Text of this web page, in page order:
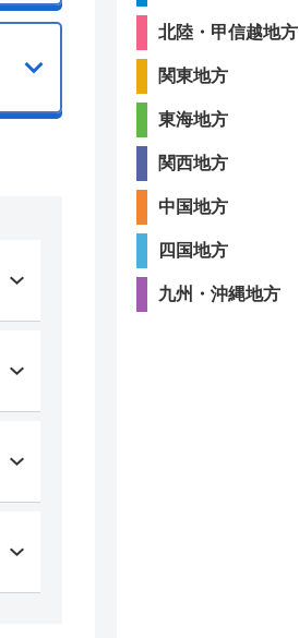
北陸・甲信越地方
関東地方
東海地方
関西地方
中国地方
四国地方
九州・沖縄地方